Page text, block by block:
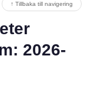
↑ Tillbaka till navigering
2026-